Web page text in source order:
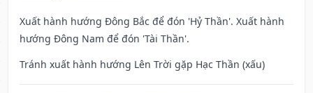
Xuất hành hướng Đông Bắc để đón 'Hỷ Thần'. Xuất hành
hướng Đông Nam để đón 'Tài Thần'.
Tránh xuất hành hướng Lên Trời gặp Hạc Thần (xấu)